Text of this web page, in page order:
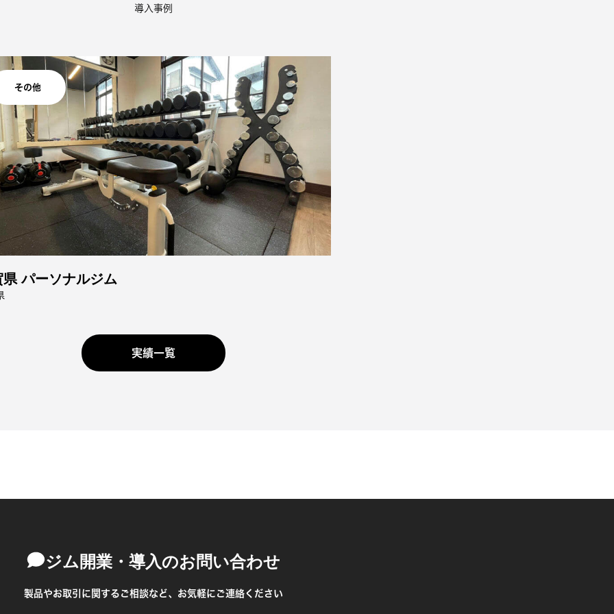
導入事例
県 パーソナルジム
その他
実績一覧
ジム開業・導入のお問い合わせ
製品やお取引に関するご相談など、お気軽にご連絡ください